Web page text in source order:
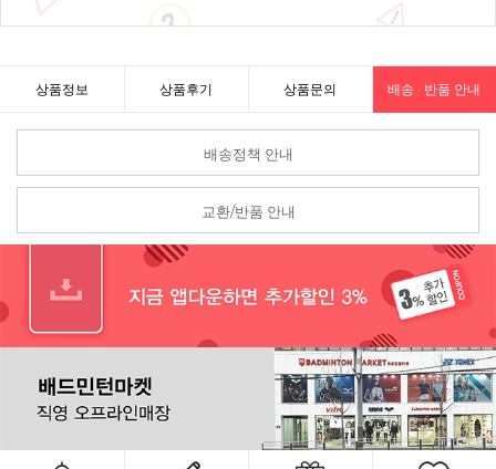
상품정보 상품후기 상품문의 배송 · 반품 안내
배송정책 안내
교환/반품 안내